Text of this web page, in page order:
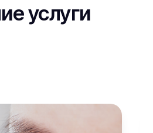
услуги